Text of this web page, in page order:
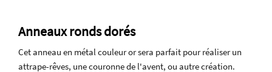
Anneaux ronds dorés
Cet anneau en métal couleur or sera parfait pour réaliser un
attrape-rêves, une couronne de l'avent, ou autre création.